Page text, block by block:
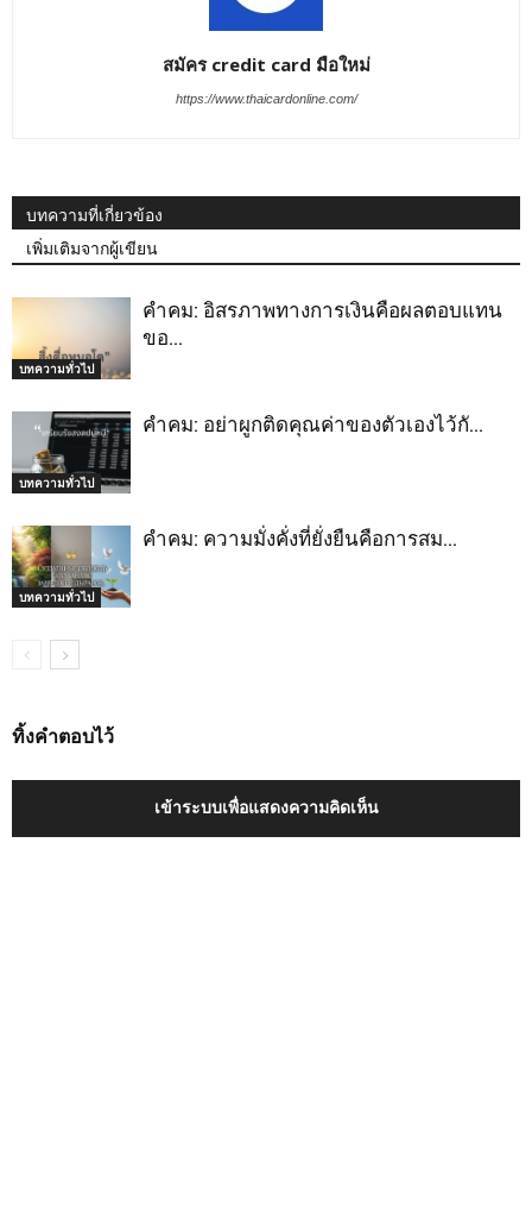
สมัคร credit card มือใหม่
https://www.thaicardonline.com/
บทความที่เกี่ยวข้อง
เพิ่มเติมจากผู้เขียน
บทความทั่วไป
คำคม: อิสรภาพทางการเงินคือผลตอบแทน
ขอ…
บทความทั่วไป
คำคม: อย่าผูกติดคุณค่าของตัวเองไว้กั…
บทความทั่วไป
คำคม: ความมั่งคั่งที่ยั่งยืนคือการสม…
ทิ้งคำตอบไว้
เข้าระบบเพื่อแสดงความคิดเห็น